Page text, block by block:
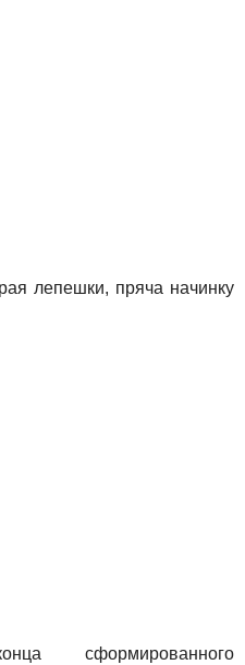
лепешки, пряча начинку
сформированного